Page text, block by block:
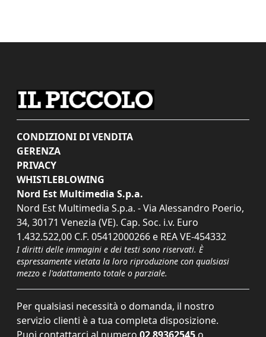
CONDIZIONI DI VENDITA
GERENZA
PRIVACY
WHISTLEBLOWING
Nord Est Multimedia S.p.a.
Nord Est Multimedia S.p.a. - Via Alessandro Poerio,
34, 30171 Venezia (VE). Cap. Soc. i.v. Euro
1.432.522,00 C.F. 05412000266 e REA VE-454332
I diritti delle immagini e dei testi sono riservati. È
espressamente vietata la loro riproduzione con qualsiasi
mezzo e l'adattamento totale o parziale.
Per qualsiasi necessità o domanda, il nostro
servizio clienti è a tua completa disposizione.